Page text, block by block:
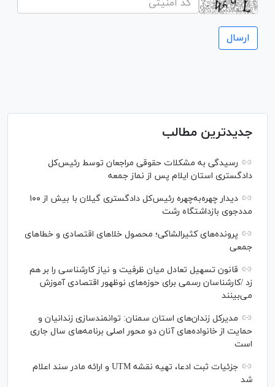
جدیدترین مطالب
رسیدگی به مشکلات حقوقی مراجعان توسط رئیس‌کل
دادگستری استان ایلام پس از نماز جمعه
دیدار چهره‌به‌چهره رئیس‌کل دادگستری گیلان با بیش از ۱۰۰
مددجوی بازداشتگاه رشت
پرونده‌های کثیرالشاکی؛ محصول خلا‌های اقتصادی و خطا‌های
جمعی
قانون تسهیل تعادل میان ظرفیت و نیاز کارشناسی را بر هم
زد /کارشناسان رسمی برای حوزه‌های نوظهور اقتصادی آموزش
می‌بینند
مدیرکل زندان‌های استان سمنان: توانمندسازی زندانیان و
حمایت از خانواده‌های آنان دو محور اصلی برنامه‌های سال جاری
است
جزئیات ثبت ادعا، تهیه نقشه UTM و ارائه مادر سند اعلام
شد